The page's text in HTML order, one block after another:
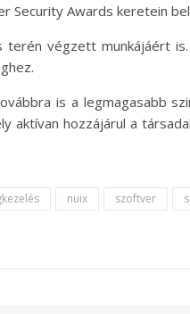
Security Awards keretein
terén végzett munkájáért
is a legmagasabb
aktívan hozzájárul a
nuix szoftver